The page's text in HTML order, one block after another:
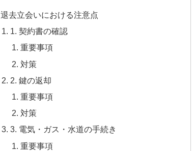
退去立会いにおける注意点
1. 契約書の確認
重要事項
対策
2. 鍵の返却
重要事項
対策
3. 電気・ガス・水道の手続き
重要事項